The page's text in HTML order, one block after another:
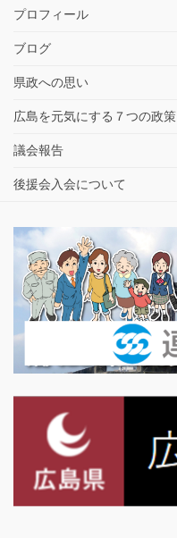
プロフィール
ブログ
県政への思い
広島を元気にする７つの政策
議会報告
後援会入会について